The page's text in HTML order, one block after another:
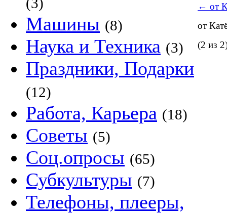
Машины (8)
Наука и Техника (3)
Праздники, Подарки
(12)
Работа, Карьера (18)
Советы (5)
Соц.опросы (65)
Субкультуры (7)
Телефоны, плееры,
← от
от
(2 из